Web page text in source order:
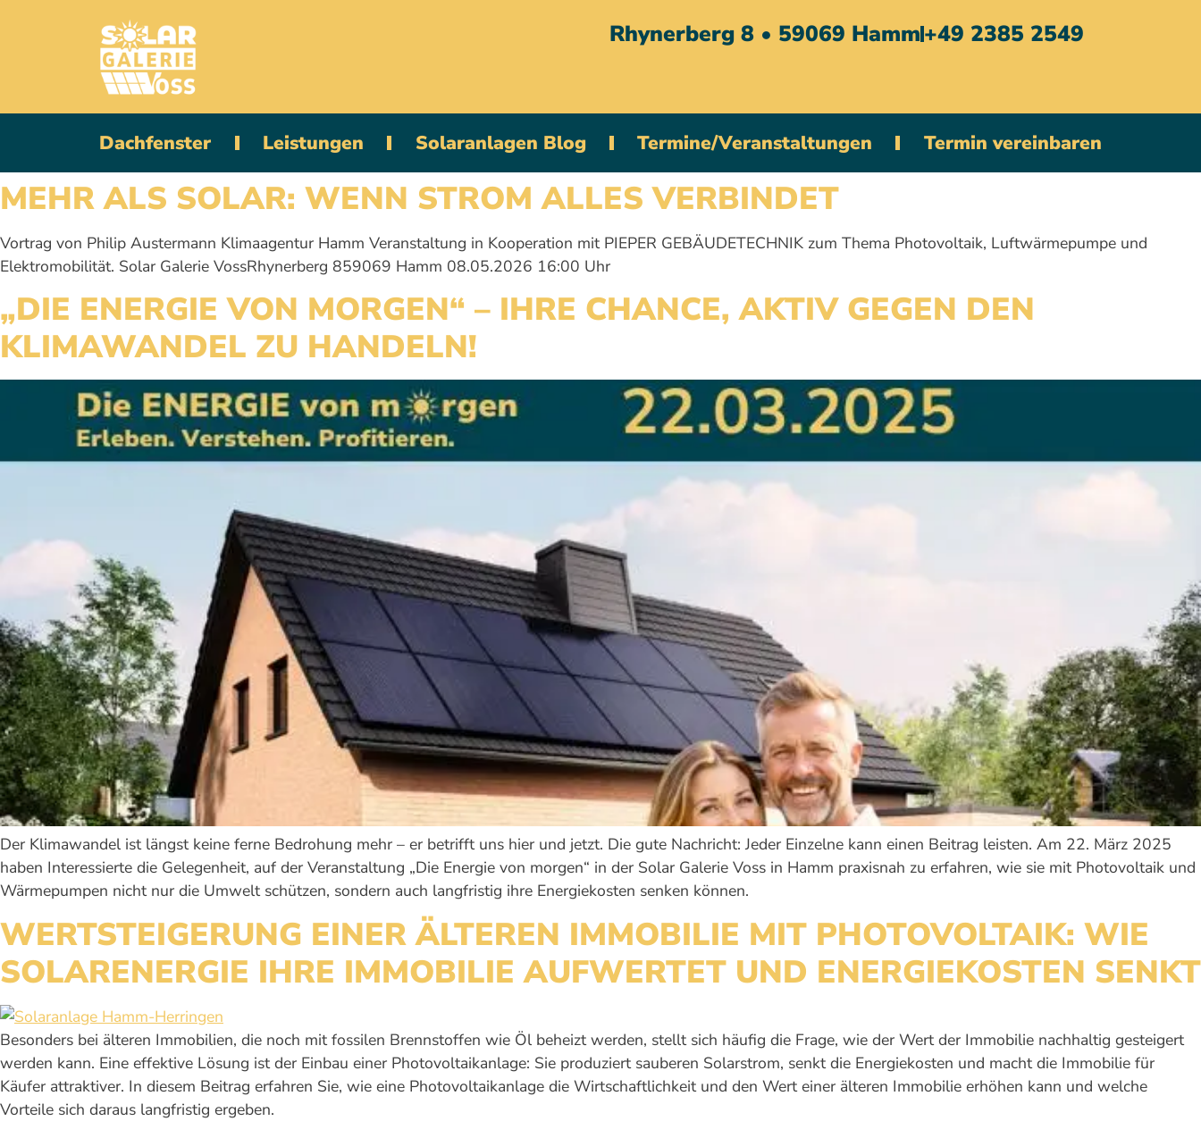
Rhynerberg 8 • 59069 Hamm+49 2385 2549
Dachfenster Leistungen Solaranlagen Blog Termine/Veranstaltungen Termin vereinbaren
MEHR ALS SOLAR: WENN STROM ALLES VERBINDET
Vortrag von Philip Austermann Klimaagentur Hamm Veranstaltung in Kooperation mit PIEPER GEBÄUDETECHNIK zum Thema Photovoltaik, Luftwärmepumpe und
Elektromobilität. Solar Galerie VossRhynerberg 859069 Hamm 08.05.2026 16:00 Uhr
„DIE ENERGIE VON MORGEN“ – IHRE CHANCE, AKTIV GEGEN DEN
KLIMAWANDEL ZU HANDELN!
Der Klimawandel ist längst keine ferne Bedrohung mehr – er betrifft uns hier und jetzt. Die gute Nachricht: Jeder Einzelne kann einen Beitrag leisten. Am 22. März 2025
haben Interessierte die Gelegenheit, auf der Veranstaltung „Die Energie von morgen“ in der Solar Galerie Voss in Hamm praxisnah zu erfahren, wie sie mit Photovoltaik und
Wärmepumpen nicht nur die Umwelt schützen, sondern auch langfristig ihre Energiekosten senken können.
WERTSTEIGERUNG EINER ÄLTEREN IMMOBILIE MIT PHOTOVOLTAIK: WIE
SOLARENERGIE IHRE IMMOBILIE AUFWERTET UND ENERGIEKOSTEN SENKT
Besonders bei älteren Immobilien, die noch mit fossilen Brennstoffen wie Öl beheizt werden, stellt sich häufig die Frage, wie der Wert der Immobilie nachhaltig gesteigert
werden kann. Eine effektive Lösung ist der Einbau einer Photovoltaikanlage: Sie produziert sauberen Solarstrom, senkt die Energiekosten und macht die Immobilie für
Käufer attraktiver. In diesem Beitrag erfahren Sie, wie eine Photovoltaikanlage die Wirtschaftlichkeit und den Wert einer älteren Immobilie erhöhen kann und welche
Vorteile sich daraus langfristig ergeben.